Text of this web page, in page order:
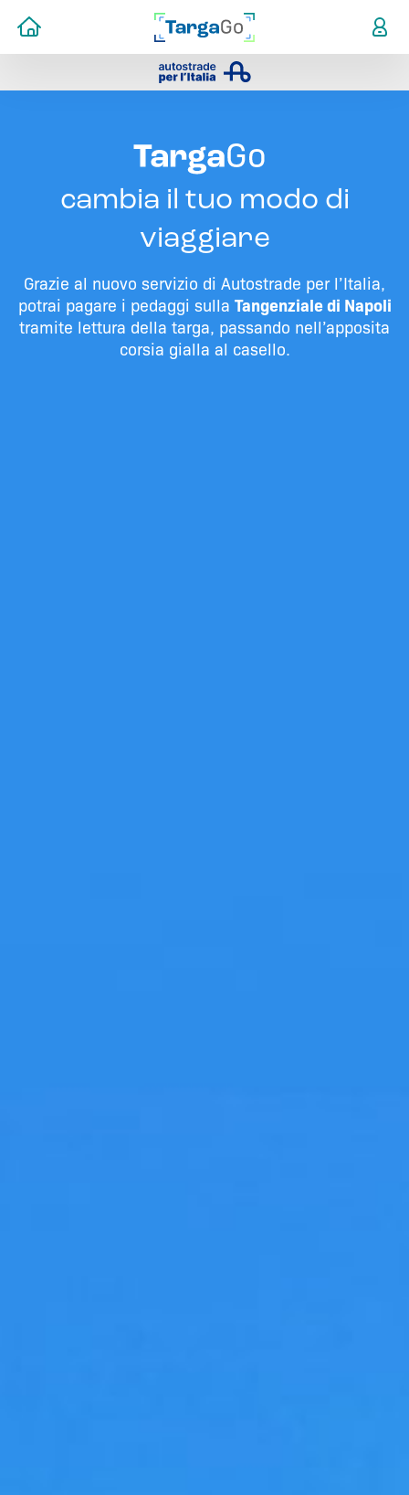
cambia il tuo modo di
viaggiare
Grazie al nuovo servizio di Autostrade per l’Italia,
potrai pagare i pedaggi sulla Tangenziale di Napoli
tramite lettura della targa, passando nell’apposita
corsia gialla al casello.